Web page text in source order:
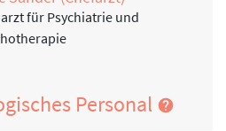
für Psychiatrie und
Personal